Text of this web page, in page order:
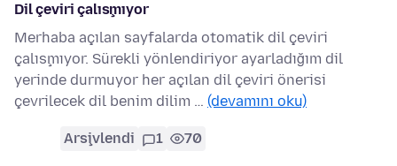
Dil çeviri çalışmıyor
Merhaba açılan sayfalarda otomatik dil çeviri
çalışmıyor. Sürekli yönlendiriyor ayarladığım dil
yerinde durmuyor her açılan dil çeviri önerisi
çevrilecek dil benim dilim … (devamını oku)
Arşivlendi 1 70